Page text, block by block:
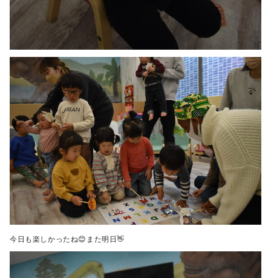
今日も楽しかったね😊また明日👋